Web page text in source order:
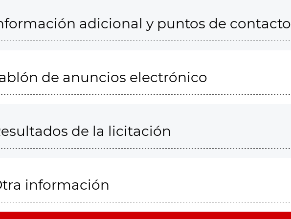
adicional y puntos de contacto
de anuncios electrónico
de la licitación
información